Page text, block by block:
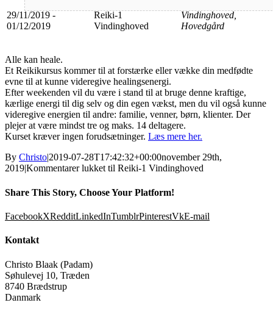
29/11/2019 -
01/12/2019
Reiki-1
Vindinghoved
Vindinghoved,
Hovedgård
Alle kan heale.
Et Reikikursus kommer til at forstærke eller vække din medfødte
evne til at kunne videregive healingsenergi.
Efter weekenden vil du være i stand til at bruge denne kraftige,
kærlige energi til dig selv og din egen vækst, men du vil også kunne
videregive energien til andre: familie, venner, børn, klienter. Der
plejer at være mindst tre og maks. 14 deltagere.
Kurset kræver ingen forudsætninger. Læs mere her.
By Christo|2019-07-28T17:42:32+00:00november 29th,
2019|Kommentarer lukkettil Reiki-1 Vindinghoved
Share This Story, Choose Your Platform!
FacebookXRedditLinkedInTumblrPinterestVkE-mail
Kontakt
Christo Blaak (Padam)
Søhulevej 10, Træden
8740 Brædstrup
Danmark